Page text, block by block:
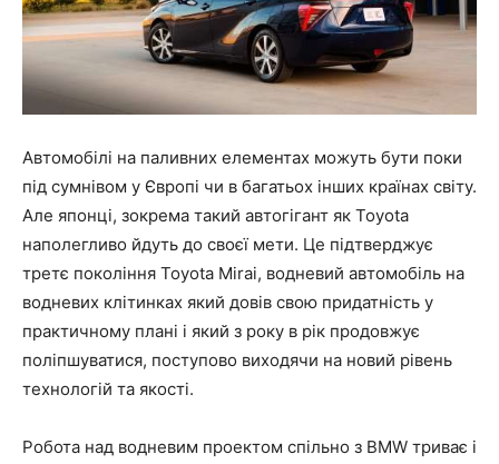
Автомобілі на паливних елементах можуть бути поки
під сумнівом у Європі чи в багатьох інших країнах світу.
Але японці, зокрема такий автогігант як Toyota
наполегливо йдуть до своєї мети. Це підтверджує
третє покоління Toyota Mirai, водневий автомобіль на
водневих клітинках який довів свою придатність у
практичному плані і який з року в рік продовжує
поліпшуватися, поступово виходячи на новий рівень
технологій та якості.
Робота над водневим проектом спільно з BMW триває і